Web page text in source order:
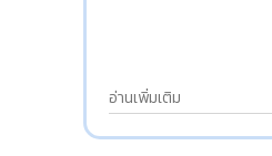
อ่านเพิ่มเติม